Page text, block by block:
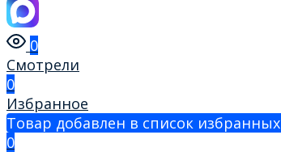
0
Смотрели
0
Избранное
Товар добавлен в список избранных
0